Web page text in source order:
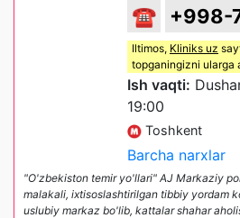
☎ +998-
Iltimos, Kliniks uz
topganingizni ularga
Ish vaqti:
19:00
Toshkent
Barcha narxlar
"O'zbekiston temir yo'llari" AJ Markaziy
malakali, ixtisoslashtirilgan tibbiy yordam
uslubiy markaz bo'lib, kattalar shahar